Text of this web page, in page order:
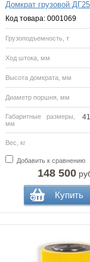
Домкрат грузовой
Код товара: 0001069
Грузоподъемность, т
Ход штока, мм
Высота домкрата, мм
Диаметр поршня, мм
Габаритные размеры,
мм
Вес, кг
Добавить к сравнению
148 500
Купить